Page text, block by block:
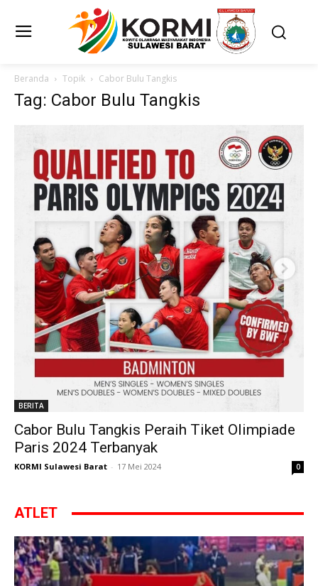
Beranda Topik Cabor Bulu Tangkis
Tag: Cabor Bulu Tangkis
BERITA
Cabor Bulu Tangkis Peraih Tiket Olimpiade
Paris 2024 Terbanyak
KORMI Sulawesi Barat - 17 Mei 2024 0
ATLET